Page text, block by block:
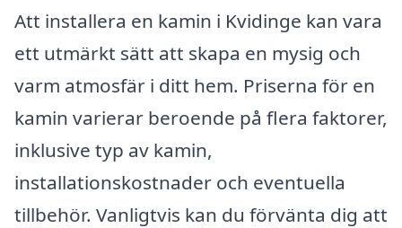
Att installera en kamin i Kvidinge kan vara
ett utmärkt sätt att skapa en mysig och
varm atmosfär i ditt hem. Priserna för en
kamin varierar beroende på flera faktorer,
inklusive typ av kamin,
installationskostnader och eventuella
tillbehör. Vanligtvis kan du förvänta dig att